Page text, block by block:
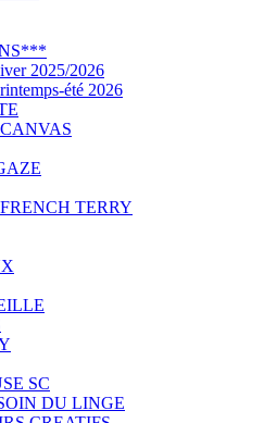
2025/2026
été 2026
TERRY
SC
DU LINGE